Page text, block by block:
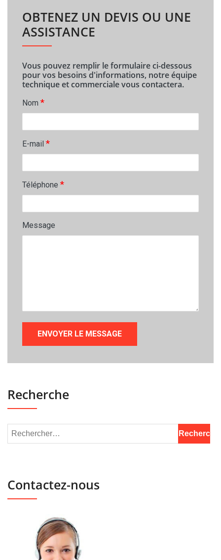
OBTENEZ UN DEVIS OU UNE
ASSISTANCE
Vous pouvez remplir le formulaire ci-dessous
pour vos besoins d'informations, notre équipe
technique et commerciale vous contactera.
Nom *
E-mail *
Téléphone *
Message
Recherche
Contactez-nous